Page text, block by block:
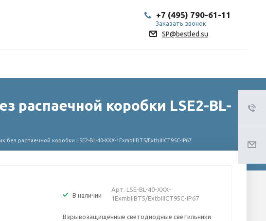
+7 (495) 790-61-11
Заказать звонок
SP@bestled.su
коробки LSE2-BL-
распаечной коробки LSE2-BL-40-XXX-1ExmbIIBT5/ExtbIIICT95C-IP67
В наличии
Арт. LSE-BL-40-XXX-
1ExmbIIBT5/ExtbIIICT95C-IP67
Взрывозащищенные светодиодные светильники